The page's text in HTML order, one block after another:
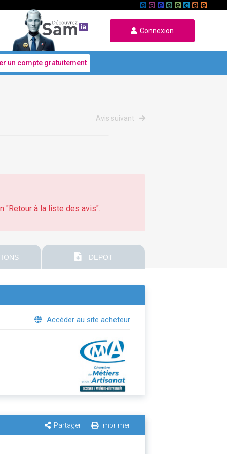
Connexion
un compte gratuitement
Avis suivant
"Retour à la liste des avis".
DEPOT
Accéder au site acheteur
Partager Imprimer